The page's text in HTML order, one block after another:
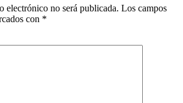
electrónico no será publicada. Los campos
con *